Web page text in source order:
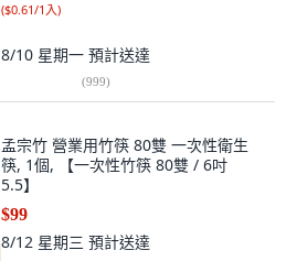
($0.61/1入)
8/10 星期一 預計送達
(999)
孟宗竹 營業用竹筷 80雙 一次性衛生
筷, 1個, 【一次性竹筷 80雙 / 6吋
5.5】
$99
8/12 星期三 預計送達